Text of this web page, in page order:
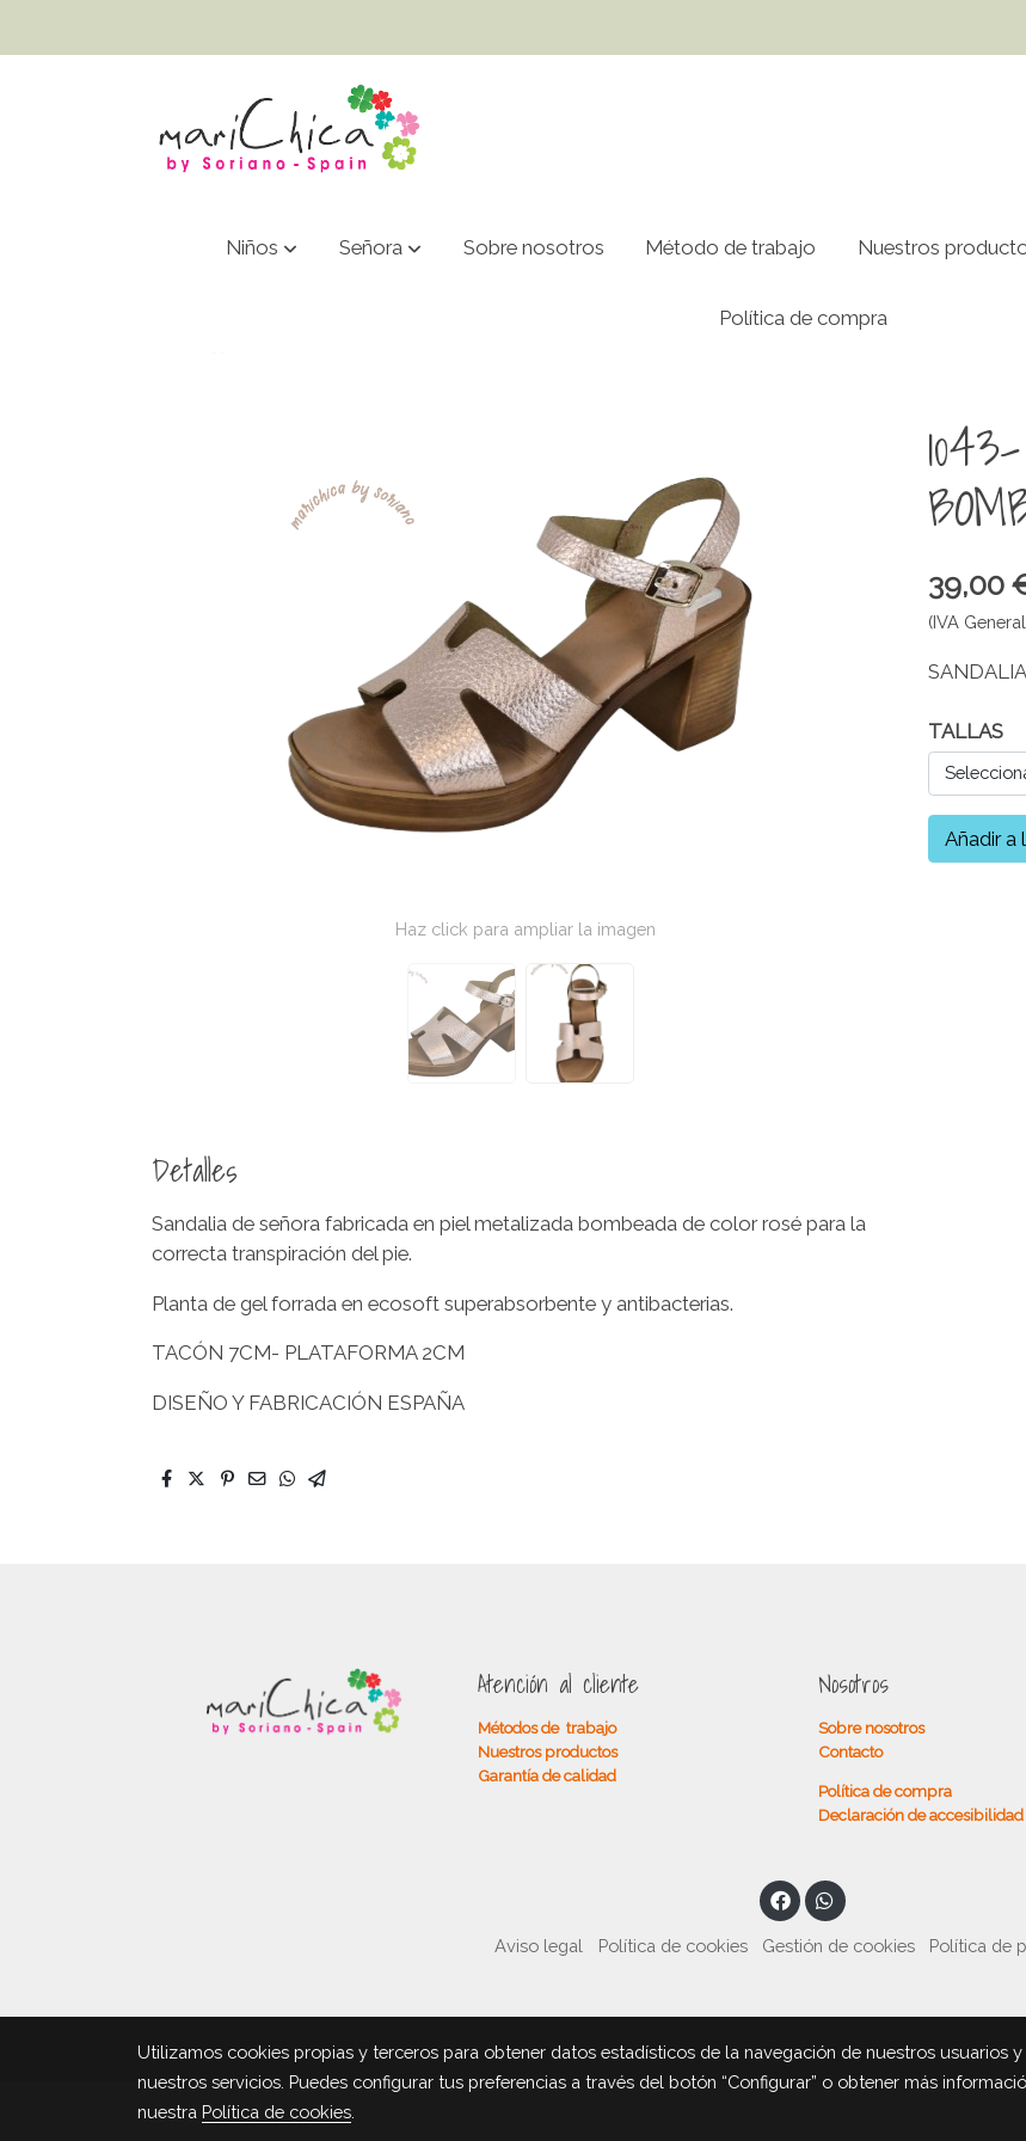
Niños Señora Sobre nosotros Método de trabajo Nuestros
Política de compra
Haz click para ampliar la imagen
Detalles
Sandalia de señora fabricada en piel metalizada bombeada de color rosé para la
correcta transpiración del pie.
Planta de gel forrada en ecosoft superabsorbente y antibacterias.
TACÓN 7CM- PLATAFORMA 2CM
DISEÑO Y FABRICACIÓN ESPAÑA
39,00
(IVA
TALLAS
Añadir a
Atención al cliente
Métodos de trabajo
Nuestros productos
Garantía de calidad
Nosotros
Sobre nosotros
Contacto
Política de compra
Declaración de accesibilidad
Aviso legal Política de cookies Gestión de cookies Política de
Utilizamos cookies propias y terceros para obtener datos estadísticos de la navegación de nuestros usuarios y
nuestros servicios. Puedes configurar tus preferencias a través del botón “Configurar” o obtener más
nuestra Política de cookies.